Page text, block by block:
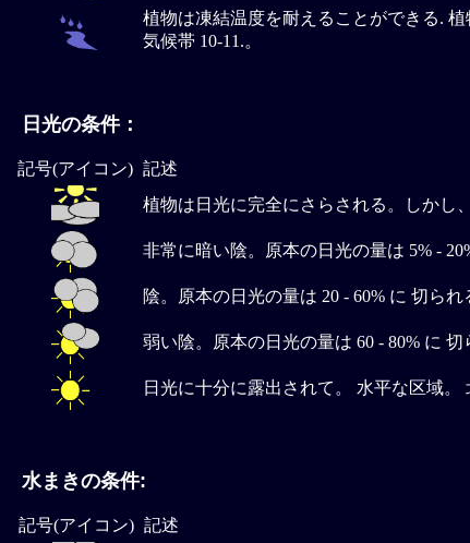
植物は凍結温度を耐えることができる.
気候帯 10-11.。
日光の条件：
記号(アイコン) 記述
植物は日光に完全にさらされる。しかし
非常に暗い陰。原本の日光の量は 5% -
陰。原本の日光の量は 20 - 60% に 切ら
弱い陰。原本の日光の量は 60 - 80% に 切
日光に十分に露出されて。 水平な区域。
水まきの条件:
記号(アイコン) 記述